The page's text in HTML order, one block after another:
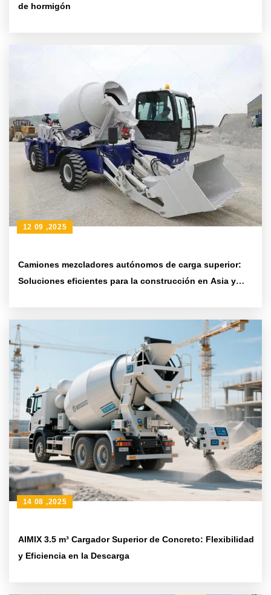
de hormigón
Camiones mezcladores autónomos de carga superior:
Soluciones eficientes para la construcción en Asia y
12 09 ,2025
AIMIX 3.5 m³ Cargador Superior de Concreto: Flexibilidad
y Eficiencia en la Descarga
14 08 ,2025